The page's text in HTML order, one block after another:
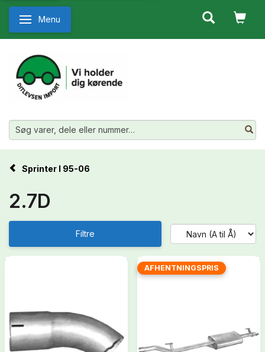
Skifte navigation
Menu
Sprinter I 95-06
2.7D
Filtre
AFHENTNINGSPRIS